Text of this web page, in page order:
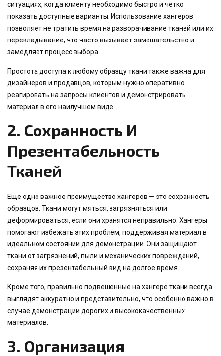
ситуациях, когда клиенту необходимо быстро и четко
показать доступные варианты. Использование хангеров
позволяет не тратить время на разворачивание тканей или их
перекладывание, что часто вызывает замешательство и
замедляет процесс выбора.
Простота доступа к любому образцу ткани также важна для
дизайнеров и продавцов, которым нужно оперативно
реагировать на запросы клиентов и демонстрировать
материал в его наилучшем виде.
2. Сохранность И
Презентабельность
Тканей
Еще одно важное преимущество хангеров — это сохранность
образцов. Ткани могут мяться, загрязняться или
деформироваться, если они хранятся неправильно. Хангеры
помогают избежать этих проблем, поддерживая материал в
идеальном состоянии для демонстрации. Они защищают
ткани от загрязнений, пыли и механических повреждений,
сохраняя их презентабельный вид на долгое время.
Кроме того, правильно подвешенные на хангере ткани всегда
выглядят аккуратно и представительно, что особенно важно в
случае демонстрации дорогих и высококачественных
материалов.
3. Организация